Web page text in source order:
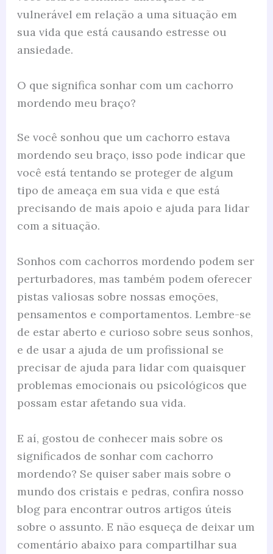
vulnerável em relação a uma situação em
sua vida que está causando estresse ou
ansiedade.
O que significa sonhar com um cachorro
mordendo meu braço?
Se você sonhou que um cachorro estava
mordendo seu braço, isso pode indicar que
você está tentando se proteger de algum
tipo de ameaça em sua vida e que está
precisando de mais apoio e ajuda para lidar
com a situação.
Sonhos com cachorros mordendo podem ser
perturbadores, mas também podem oferecer
pistas valiosas sobre nossas emoções,
pensamentos e comportamentos. Lembre-se
de estar aberto e curioso sobre seus sonhos,
e de usar a ajuda de um profissional se
precisar de ajuda para lidar com quaisquer
problemas emocionais ou psicológicos que
possam estar afetando sua vida.
E aí, gostou de conhecer mais sobre os
significados de sonhar com cachorro
mordendo? Se quiser saber mais sobre o
mundo dos cristais e pedras, confira nosso
blog para encontrar outros artigos úteis
sobre o assunto. E não esqueça de deixar um
comentário abaixo para compartilhar sua